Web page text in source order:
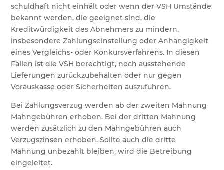
schuldhaft nicht einhält oder wenn der VSH Umstände
bekannt werden, die geeignet sind, die
Kreditwürdigkeit des Abnehmers zu mindern,
insbesondere Zahlungseinstellung oder Anhängigkeit
eines Vergleichs- oder Konkursverfahrens. In diesen
Fällen ist die VSH berechtigt, noch ausstehende
Lieferungen zurückzubehalten oder nur gegen
Vorauskasse oder Sicherheiten auszuführen.
Bei Zahlungsverzug werden ab der zweiten Mahnung
Mahngebühren erhoben. Bei der dritten Mahnung
werden zusätzlich zu den Mahngebühren auch
Verzugszinsen erhoben. Sollte auch die dritte
Mahnung unbezahlt bleiben, wird die Betreibung
eingeleitet.